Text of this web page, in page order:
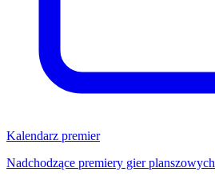
Kalendarz premier
Nadchodzące premiery gier planszowych